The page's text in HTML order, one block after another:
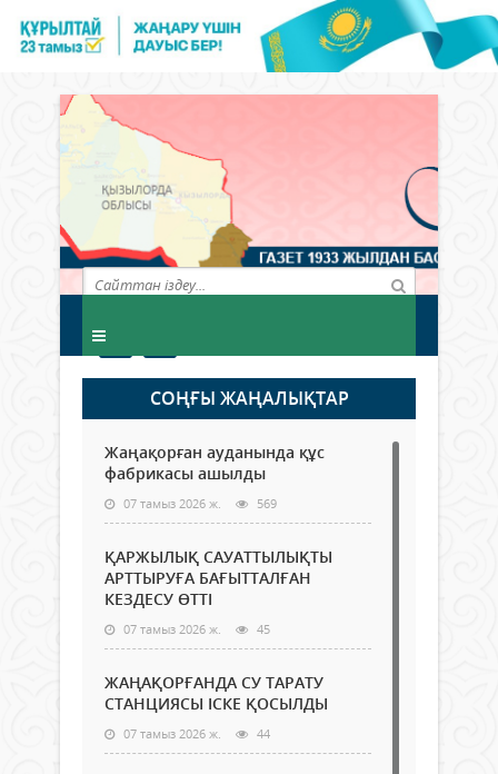
СОҢҒЫ ЖАҢАЛЫҚТАР
Жаңақорған ауданында құс
фабрикасы ашылды
07 тамыз 2026 ж. 569
ҚАРЖЫЛЫҚ САУАТТЫЛЫҚТЫ
АРТТЫРУҒА БАҒЫТТАЛҒАН
КЕЗДЕСУ ӨТТІ
07 тамыз 2026 ж. 45
ЖАҢАҚОРҒАНДА СУ ТАРАТУ
СТАНЦИЯСЫ ІСКЕ ҚОСЫЛДЫ
07 тамыз 2026 ж. 44